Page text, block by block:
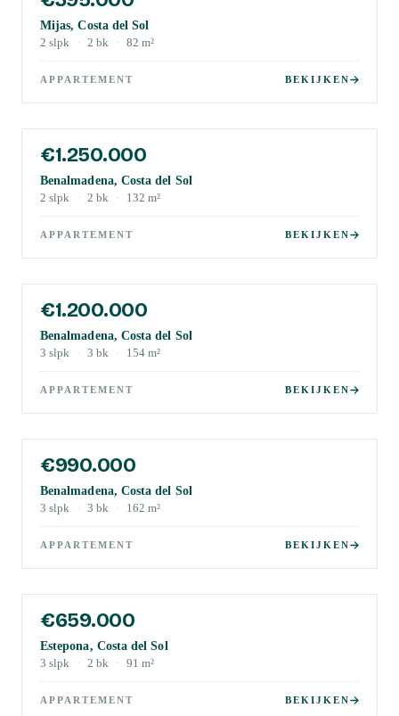
Mijas, Costa del Sol
2 slpk · 2 bk · 82 m²
APPARTEMENT BEKIJKEN
€1.250.000
Benalmadena, Costa del Sol
2 slpk · 2 bk · 132 m²
APPARTEMENT BEKIJKEN
€1.200.000
Benalmadena, Costa del Sol
3 slpk · 3 bk · 154 m²
APPARTEMENT BEKIJKEN
€990.000
Benalmadena, Costa del Sol
3 slpk · 3 bk · 162 m²
APPARTEMENT BEKIJKEN
€659.000
Estepona, Costa del Sol
3 slpk · 2 bk · 91 m²
APPARTEMENT BEKIJKEN